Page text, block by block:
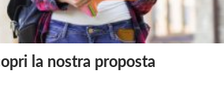
la nostra proposta